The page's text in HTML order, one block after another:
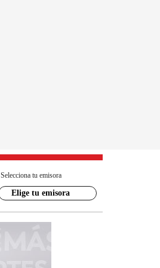
Selecciona tu emisora
Elige tu emisora